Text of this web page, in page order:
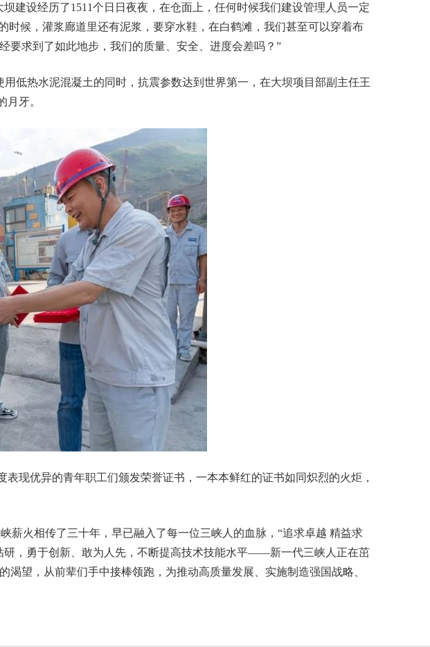
设经历了1511个日日夜夜，在仓面上，任何时候我们建设管理人员一定
候，灌浆廊道里还有泥浆，要穿水鞋，在白鹤滩，我们甚至可以穿着布
要求到了如此地步，我们的质量、安全、进度会差吗？”
低热水泥混凝土的同时，抗震参数达到世界第一，在大坝项目部副主任王
月牙。
现优异的青年职工们颁发荣誉证书，一本本鲜红的证书如同炽烈的火炬，
火相传了三十年，早已融入了每一位三峡人的血脉，“追求卓越 精益求
，勇于创新、敢为人先，不断提高技术技能水平——新一代三峡人正在茁
望，从前辈们手中接棒领跑，为推动高质量发展、实施制造强国战略、